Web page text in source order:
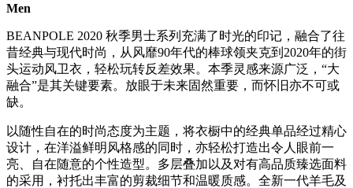
Men
BEANPOLE 2020 秋季男士系列充满了时光的印记，融合了往
昔经典与现代时尚，从风靡90年代的棒球领夹克到2020年的街
头运动风卫衣，轻松玩转反差效果。本季灵感来源广泛，“大
融合”是其关键要素。放眼于未来固然重要，而怀旧亦不可或
缺。
以随性自在的时尚态度为主题，将衣橱中的经典单品经过精心
设计，在洋溢鲜明风格感的同时，亦轻松打造出令人眼前一
亮、自在随意的个性造型。多层叠加以及对有高品质臻选面料
的采用，衬托出丰富的剪裁细节和温暖质感。全新一代羊毛及